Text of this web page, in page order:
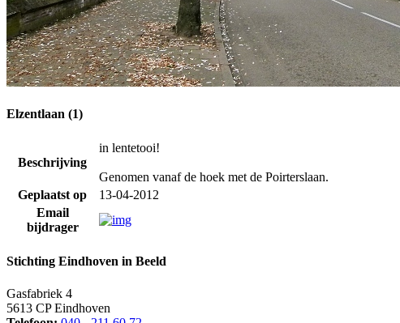
Elzentlaan (1)
Beschrijving
in lentetooi!
Genomen vanaf de hoek met de Poirterslaan.
Geplaatst op
13-04-2012
Email
bijdrager
Stichting Eindhoven in Beeld
Gasfabriek 4
5613 CP Eindhoven